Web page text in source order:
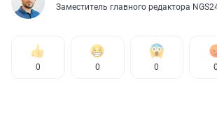
Заместитель главного редактора
0 0 0 0